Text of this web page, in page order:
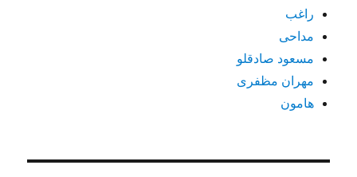
راغب
مداحی
مسعود صادقلو
مهران مظفری
هامون